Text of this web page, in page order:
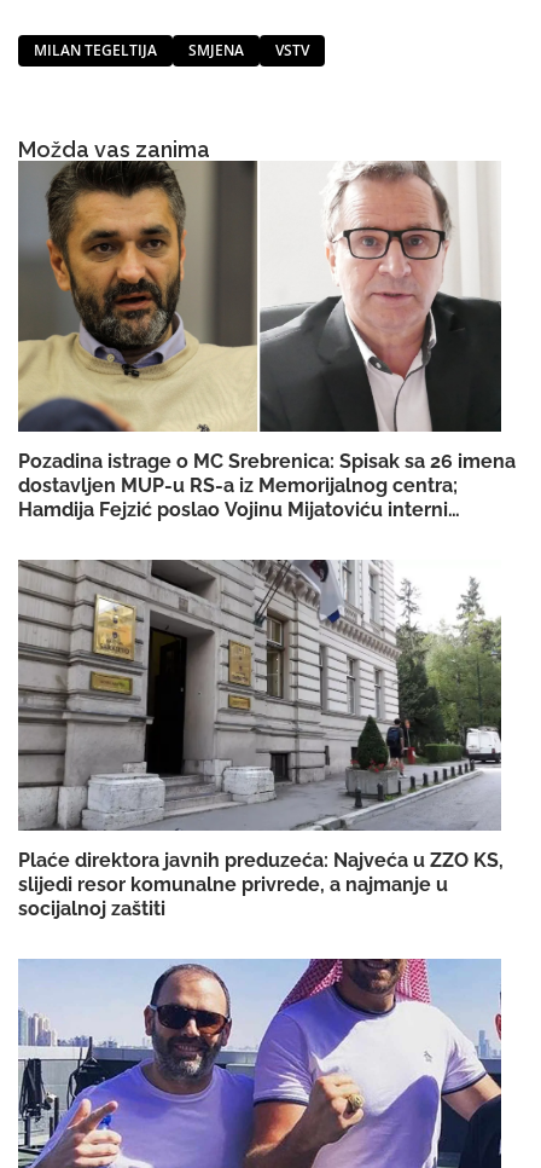
MILAN TEGELTIJA SMJENA VSTV
Možda vas zanima
Pozadina istrage o MC Srebrenica: Spisak sa 26 imena
dostavljen MUP-u RS-a iz Memorijalnog centra;
Hamdija Fejzić poslao Vojinu Mijatoviću interni
Plaće direktora javnih preduzeća: Najveća u ZZO KS,
slijedi resor komunalne privrede, a najmanje u
socijalnoj zaštiti